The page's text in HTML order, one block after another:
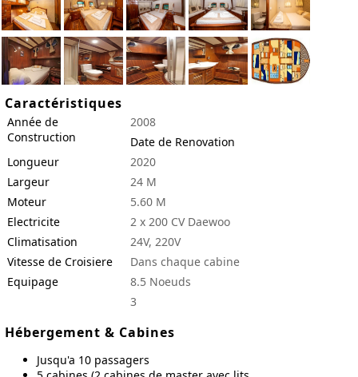
Caractéristiques
Année de
Construction
2008
Date de Renovation
2020
Longueur
24 M
Largeur
5.60 M
Moteur
2 x 200 CV Daewoo
Electricite
24V, 220V
Climatisation
Dans chaque cabine
Vitesse de Croisiere
8.5 Noeuds
Equipage
3
Hébergement & Cabines
Jusqu'a 10 passagers